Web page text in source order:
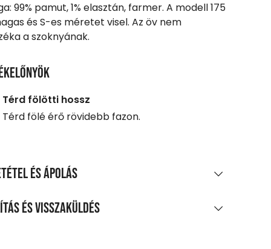
99% pamut, 1% elasztán, farmer. A modell 175
és S-es méretet visel. Az öv nem
a szoknyának.
Térd fölötti hossz
Térd fölé érő rövidebb fazon.
és ápolás
és visszaküldés